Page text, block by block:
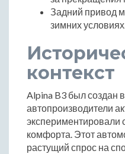
Задний привод
зимних
контекст
Alpina B3 был создан
автопроизводители
экспериментировали
комфорта. Этот
растущий спрос на